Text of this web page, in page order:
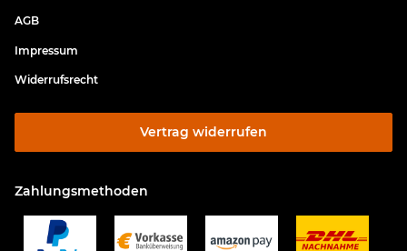
AGB
Impressum
Widerrufsrecht
Vertrag widerrufen
Zahlungsmethoden